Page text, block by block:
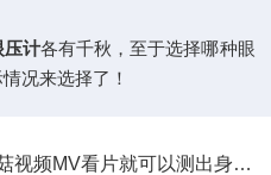
压计各有千秋，至于选择哪种眼
来选择了！
只要一分钟，蘑菇视频MV看片就可以测出身体数据